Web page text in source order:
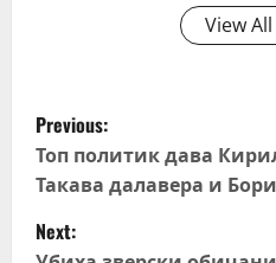
View
P
o
s
Previous:
Топ политик дава
Такава далавера и
Next: